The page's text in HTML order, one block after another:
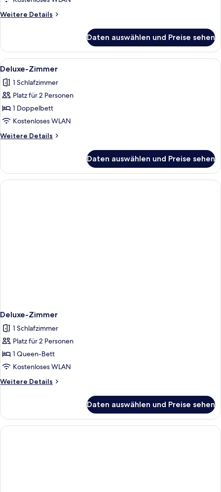
anzeigen
Weitere Details
Weitere
Suite,
eigenes
Bad,
Daten auswählen und Preise sehen
Alle
Fotos
für
Deluxe-
Zimmer
anzeigen
2
Deluxe-Zimmer
1 Schlafzimmer
Platz für 2 Personen
1 Doppelbett
Kostenloses WLAN
Weitere Details
Weitere
Zimmer
Daten auswählen und Preise sehen
Deluxe-Zimmer
1 Schlafzimmer
Platz für 2 Personen
1 Queen-Bett
Kostenloses WLAN
Weitere Details
Weitere
Zimmer
Daten auswählen und Preise sehen